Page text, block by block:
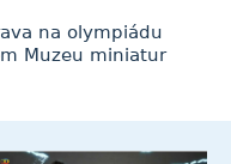
na olympiádu
Muzeu miniatur